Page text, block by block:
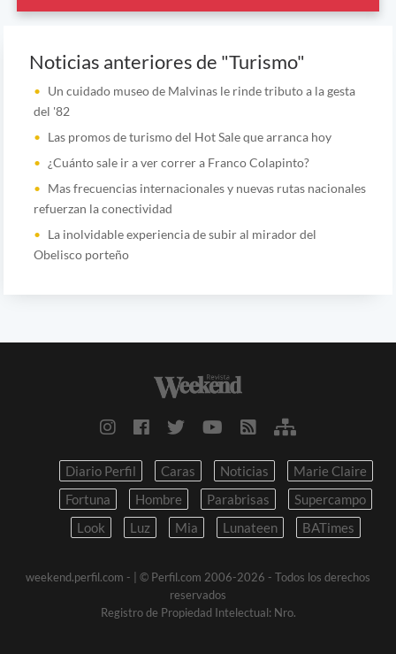
Noticias anteriores de "Turismo"
Un cuidado museo de Malvinas le rinde tributo a la gesta
del '82
Las promos de turismo del Hot Sale que arranca hoy
¿Cuánto sale ir a ver correr a Franco Colapinto?
Mas frecuencias internacionales y nuevas rutas nacionales
refuerzan la conectividad
La inolvidable experiencia de subir al mirador del
Obelisco porteño
Diario Perfil Caras Noticias
Marie Claire
Fortuna
Hombre Parabrisas
Supercampo
Look
Luz Mia Lunateen BATimes
weekend.perfil.com -
| © Perfil.com 2006-2026 - Todos los derechos
reservados
Registro de Propiedad Intelectual: Nro.